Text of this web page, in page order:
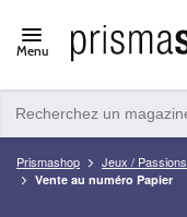
Open/close
navigation
Menu
Prismashop Jeux / Passions
Vente au numéro Papier